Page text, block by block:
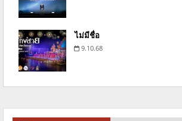
ไม่มีชื่อ
9.10.68